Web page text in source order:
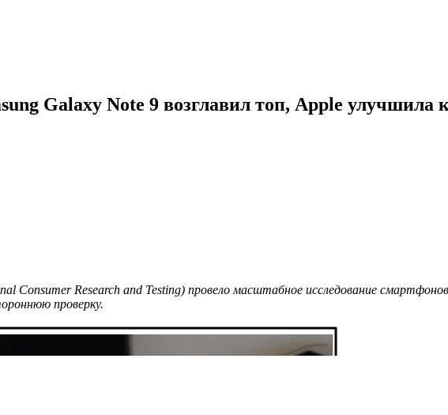
Galaxy Note 9 возглавил топ, Apple улучшила
Consumer Research and Testing) провело масштабное исследование
проверку.